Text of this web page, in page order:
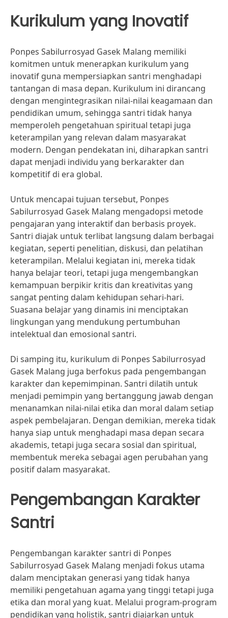
Kurikulum yang Inovatif
Ponpes Sabilurrosyad Gasek Malang memiliki
komitmen untuk menerapkan kurikulum yang
inovatif guna mempersiapkan santri menghadapi
tantangan di masa depan. Kurikulum ini dirancang
dengan mengintegrasikan nilai-nilai keagamaan dan
pendidikan umum, sehingga santri tidak hanya
memperoleh pengetahuan spiritual tetapi juga
keterampilan yang relevan dalam masyarakat
modern. Dengan pendekatan ini, diharapkan santri
dapat menjadi individu yang berkarakter dan
kompetitif di era global.
Untuk mencapai tujuan tersebut, Ponpes
Sabilurrosyad Gasek Malang mengadopsi metode
pengajaran yang interaktif dan berbasis proyek.
Santri diajak untuk terlibat langsung dalam berbagai
kegiatan, seperti penelitian, diskusi, dan pelatihan
keterampilan. Melalui kegiatan ini, mereka tidak
hanya belajar teori, tetapi juga mengembangkan
kemampuan berpikir kritis dan kreativitas yang
sangat penting dalam kehidupan sehari-hari.
Suasana belajar yang dinamis ini menciptakan
lingkungan yang mendukung pertumbuhan
intelektual dan emosional santri.
Di samping itu, kurikulum di Ponpes Sabilurrosyad
Gasek Malang juga berfokus pada pengembangan
karakter dan kepemimpinan. Santri dilatih untuk
menjadi pemimpin yang bertanggung jawab dengan
menanamkan nilai-nilai etika dan moral dalam setiap
aspek pembelajaran. Dengan demikian, mereka tidak
hanya siap untuk menghadapi masa depan secara
akademis, tetapi juga secara sosial dan spiritual,
membentuk mereka sebagai agen perubahan yang
positif dalam masyarakat.
Pengembangan Karakter
Santri
Pengembangan karakter santri di Ponpes
Sabilurrosyad Gasek Malang menjadi fokus utama
dalam menciptakan generasi yang tidak hanya
memiliki pengetahuan agama yang tinggi tetapi juga
etika dan moral yang kuat. Melalui program-program
pendidikan yang holistik, santri diajarkan untuk